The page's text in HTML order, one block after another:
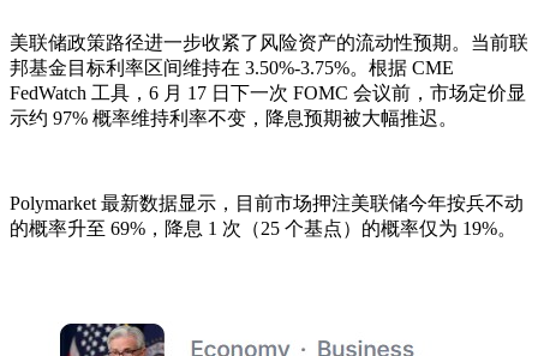
美联储政策路径进一步收紧了风险资产的流动性预期。当前联
邦基金目标利率区间维持在 3.50%-3.75%。根据 CME
FedWatch 工具，6 月 17 日下一次 FOMC 会议前，市场定价显
示约 97% 概率维持利率不变，降息预期被大幅推迟。
Polymarket 最新数据显示，目前市场押注美联储今年按兵不动
的概率升至 69%，降息 1 次（25 个基点）的概率仅为 19%。